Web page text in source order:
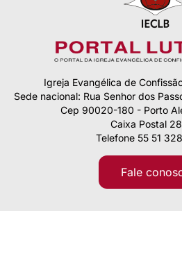
Igreja Evangélica de
Sede nacional: Rua Senhor dos
Cep 90020-180 - Porto
Caixa Postal
Telefone 55 51
Fale